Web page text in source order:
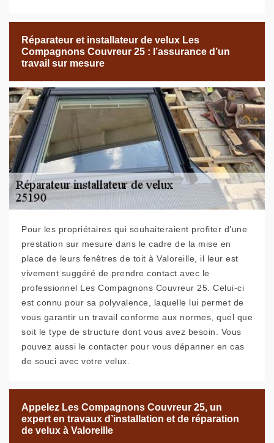
Réparateur et installateur de velux Les
Compagnons Couvreur 25 : l’assurance d’un
travail sur mesure
Pour les propriétaires qui souhaiteraient profiter d’une
prestation sur mesure dans le cadre de la mise en
place de leurs fenêtres de toit à Valoreille, il leur est
vivement suggéré de prendre contact avec le
professionnel Les Compagnons Couvreur 25. Celui-ci
est connu pour sa polyvalence, laquelle lui permet de
vous garantir un travail conforme aux normes, quel que
soit le type de structure dont vous avez besoin. Vous
pouvez aussi le contacter pour vous dépanner en cas
de souci avec votre velux.
Appelez Les Compagnons Couvreur 25, un
expert en travaux d’installation et de réparation
de velux à Valoreille